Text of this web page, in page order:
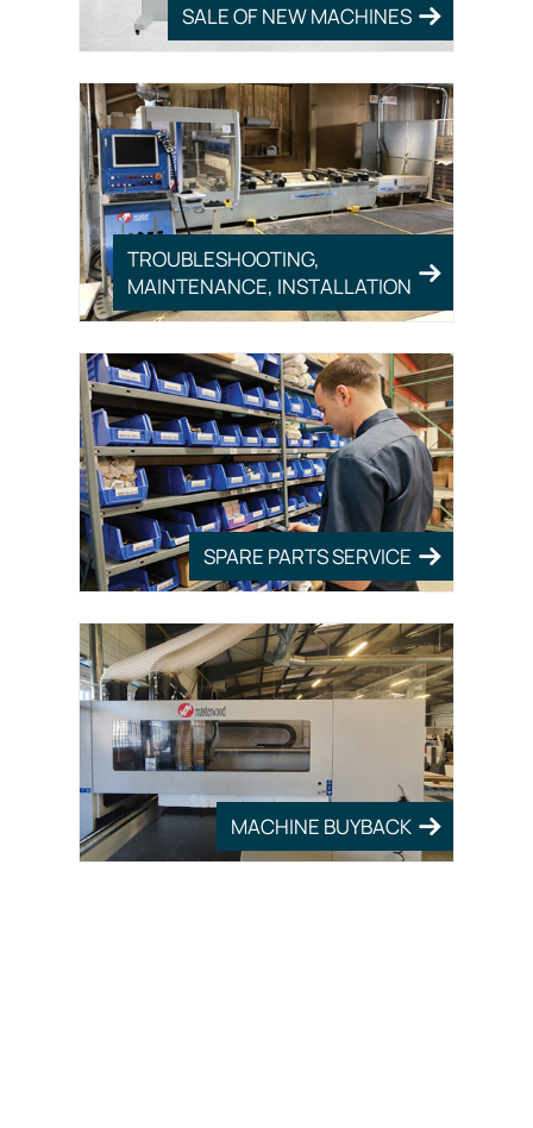
SALE OF NEW MACHINES
TROUBLESHOOTING,
MAINTENANCE, INSTALLATION
SPARE PARTS SERVICE
MACHINE BUYBACK